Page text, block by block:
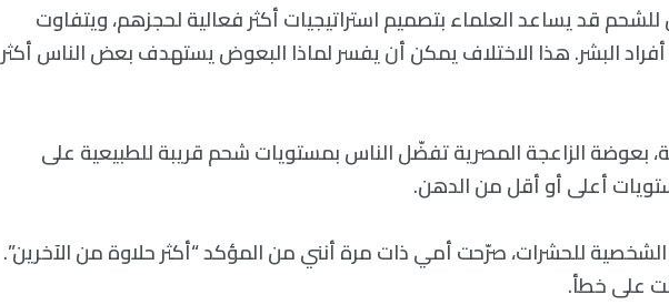
قد يساعد العلماء بتصميم استراتيجيات أكثر فعالية لحجزهم، ويتفاوت
البشر. هذا الاختلاف يمكن أن يفسر لماذا البعوض يستهدف بعض الناس أكثر
بعوضة الزاعجة المصرية تفضّل الناس بمستويات شحم قريبة للطبيعية على
أعلى أو أقل من الدهن.
الشخصية للحشرات، صرّحت أمي ذات مرة أنني من المؤكد “أكثر حلاوة من الآخرين”.
على خطأ.